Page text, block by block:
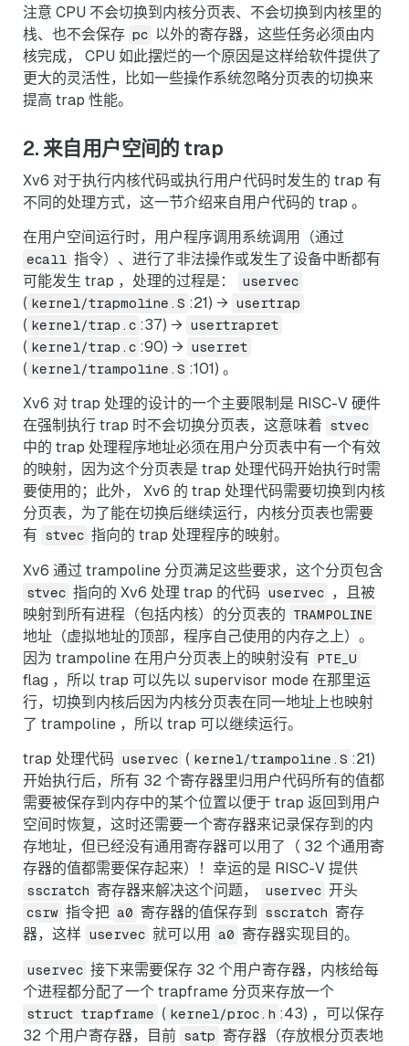
注意 CPU 不会切换到内核分页表、不会切换到内核里的
栈、也不会保存 pc 以外的寄存器，这些任务必须由内
核完成， CPU 如此摆烂的一个原因是这样给软件提供了
更大的灵活性，比如一些操作系统忽略分页表的切换来
提高 trap 性能。
2. 来自用户空间的 trap
Xv6 对于执行内核代码或执行用户代码时发生的 trap 有
不同的处理方式，这一节介绍来自用户代码的 trap 。
在用户空间运行时，用户程序调用系统调用（通过
ecall 指令）、进行了非法操作或发生了设备中断都有
可能发生 trap ，处理的过程是：
uservec
( kernel/trapmoline.S :21) → usertrap
( kernel/trap.c :37) → usertrapret
( kernel/trap.c :90) → userret
( kernel/trampoline.S :101) 。
Xv6 对 trap 处理的设计的一个主要限制是 RISC-V 硬件
在强制执行 trap 时不会切换分页表，这意味着
stvec
中的 trap 处理程序地址必须在用户分页表中有一个有效
的映射，因为这个分页表是 trap 处理代码开始执行时需
要使用的；此外， Xv6 的 trap 处理代码需要切换到内核
分页表，为了能在切换后继续运行，内核分页表也需要
有
stvec 指向的 trap 处理程序的映射。
Xv6 通过 trampoline 分页满足这些要求，这个分页包含
stvec 指向的 Xv6 处理 trap 的代码 uservec
，且被
映射到所有进程（包括内核）的分页表的
TRAMPOLINE
地址（虚拟地址的顶部，程序自己使用的内存之上）。
因为 trampoline 在用户分页表上的映射没有
PTE_U
flag ，所以 trap 可以先以 supervisor mode 在那里运
行，切换到内核后因为内核分页表在同一地址上也映射
了 trampoline ，所以 trap 可以继续运行。
trap 处理代码 uservec ( kernel/trampoline.S :21)
开始执行后，所有 32 个寄存器里归用户代码所有的值都
需要被保存到内存中的某个位置以便于 trap 返回到用户
空间时恢复，这时还需要一个寄存器来记录保存到的内
存地址，但已经没有通用寄存器可以用了（ 32 个通用寄
存器的值都需要保存起来）！幸运的是 RISC-V 提供
sscratch 寄存器来解决这个问题， uservec 开头
csrw 指令把 a0 寄存器的值保存到 sscratch
寄存
器，这样 uservec 就可以用 a0 寄存器实现目的。
uservec 接下来需要保存 32 个用户寄存器，内核给每
个进程都分配了一个 trapframe 分页来存放一个
struct trapframe ( kernel/proc.h :43) ，可以保存
32 个用户寄存器，目前 satp
寄存器（存放根分页表地